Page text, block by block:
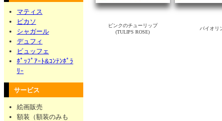
マティス
ピカソ
シャガール
デュフィ
ビュッフェ
ﾎﾟｯﾌﾟｱｰﾄ&ｺﾝﾃﾝﾎﾟﾗ
ﾘｰ
サービス
絵画販売
額装（額装のみも
ピンクのチューリップ
(TULIPS ROSE)
バイオリ